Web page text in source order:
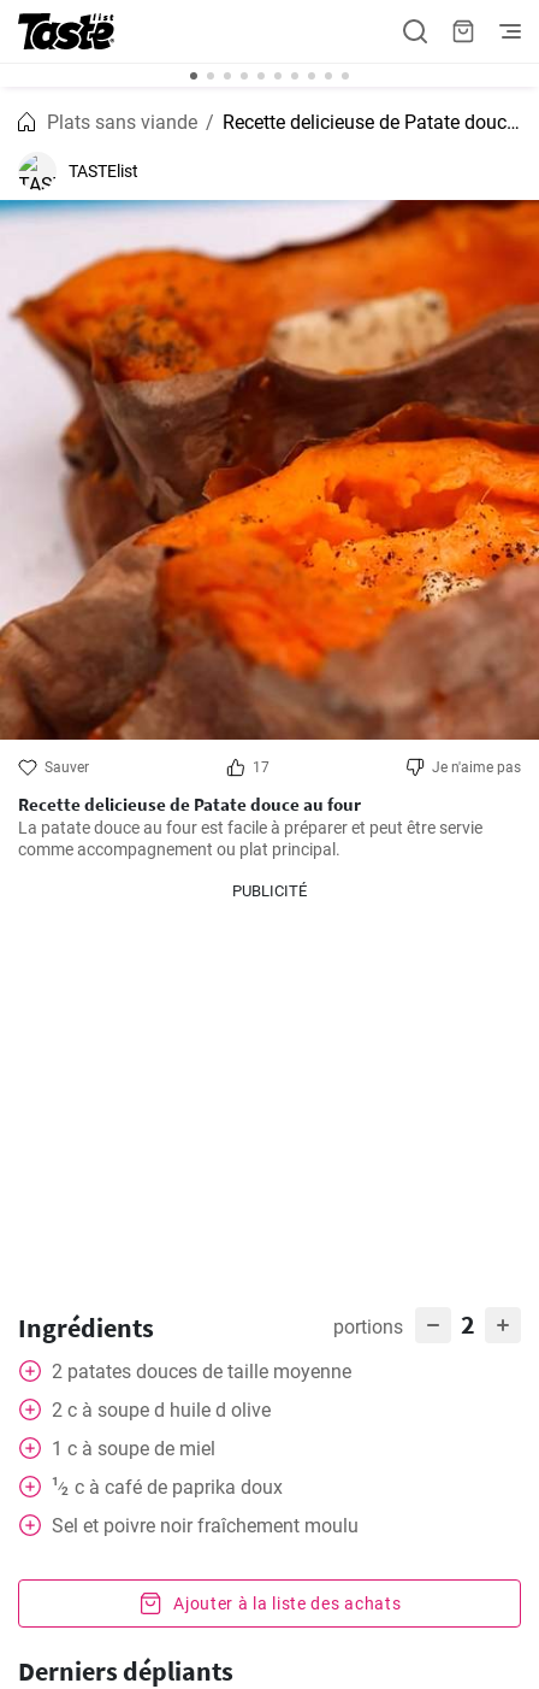
Plats sans viande Recette delicieuse de Patate douce au four
TASTElist
Sauver 17 Je n'aime pas
Recette delicieuse de Patate douce au four
La patate douce au four est facile à préparer et peut être servie
comme accompagnement ou plat principal.
PUBLICITÉ
Ingrédients portions 2
2 patates douces de taille moyenne
2 c à soupe d huile d olive
1 c à soupe de miel
1⁄2 c à café de paprika doux
Sel et poivre noir fraîchement moulu
Ajouter à la liste des achats
Derniers dépliants